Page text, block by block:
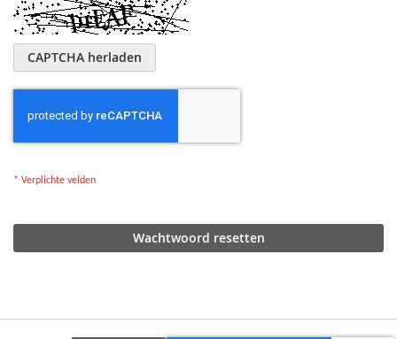
CAPTCHA herladen
Wachtwoord resetten